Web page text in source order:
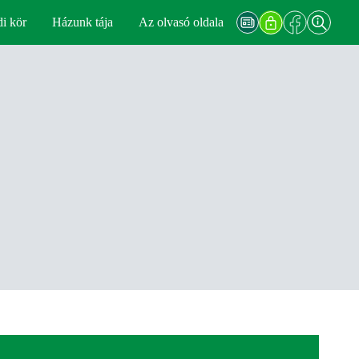
kör Házunk tája Az olvasó oldala